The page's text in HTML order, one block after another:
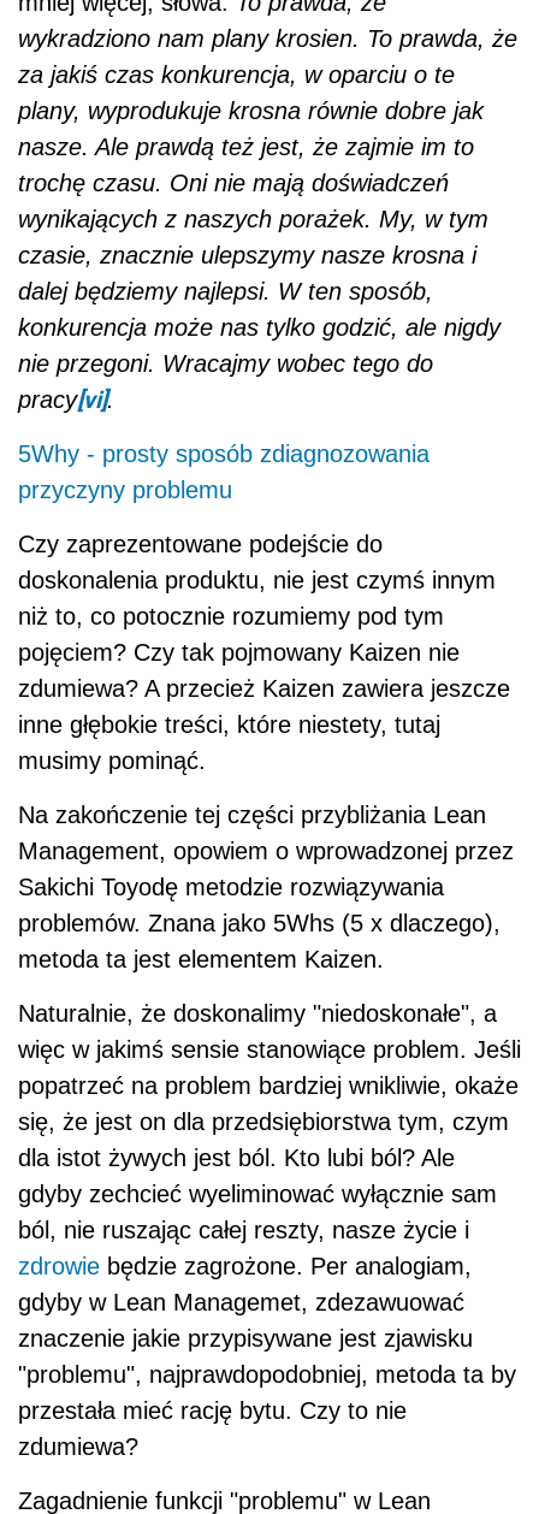
wykradziono nam plany krosien. To prawda, że
za jakiś czas konkurencja, w oparciu o te
plany, wyprodukuje krosna równie dobre jak
nasze. Ale prawdą też jest, że zajmie im to
trochę czasu. Oni nie mają doświadczeń
wynikających z naszych porażek. My, w tym
czasie, znacznie ulepszymy nasze krosna i
dalej będziemy najlepsi. W ten sposób,
konkurencja może nas tylko godzić, ale nigdy
nie przegoni. Wracajmy wobec tego do
pracy[vi].
5Why - prosty sposób zdiagnozowania
przyczyny problemu
Czy zaprezentowane podejście do
doskonalenia produktu, nie jest czymś innym
niż to, co potocznie rozumiemy pod tym
pojęciem? Czy tak pojmowany Kaizen nie
zdumiewa? A przecież Kaizen zawiera jeszcze
inne głębokie treści, które niestety, tutaj
musimy pominąć.
Na zakończenie tej części przybliżania Lean
Management, opowiem o wprowadzonej przez
Sakichi Toyodę metodzie rozwiązywania
problemów. Znana jako 5Whs (5 x dlaczego),
metoda ta jest elementem Kaizen.
Naturalnie, że doskonalimy "niedoskonałe", a
więc w jakimś sensie stanowiące problem. Jeśli
popatrzeć na problem bardziej wnikliwie, okaże
się, że jest on dla przedsiębiorstwa tym, czym
dla istot żywych jest ból. Kto lubi ból? Ale
gdyby zechcieć wyeliminować wyłącznie sam
ból, nie ruszając całej reszty, nasze życie i
zdrowie będzie zagrożone. Per analogiam,
gdyby w Lean Managemet, zdezawuować
znaczenie jakie przypisywane jest zjawisku
"problemu", najprawdopodobniej, metoda ta by
przestała mieć rację bytu. Czy to nie
zdumiewa?
Zagadnienie funkcji "problemu" w Lean